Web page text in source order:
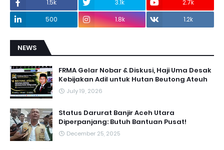
1.5k 3.1k
2.7k
500
1.8k 1.2k
NEWS
FRMA Gelar Nobar & Diskusi, Haji Uma Desak
Kebijakan Adil untuk Hutan Beutong Ateuh
July 19, 2026
Status Darurat Banjir Aceh Utara
Diperpanjang: Butuh Bantuan Pusat!
December 25, 2025